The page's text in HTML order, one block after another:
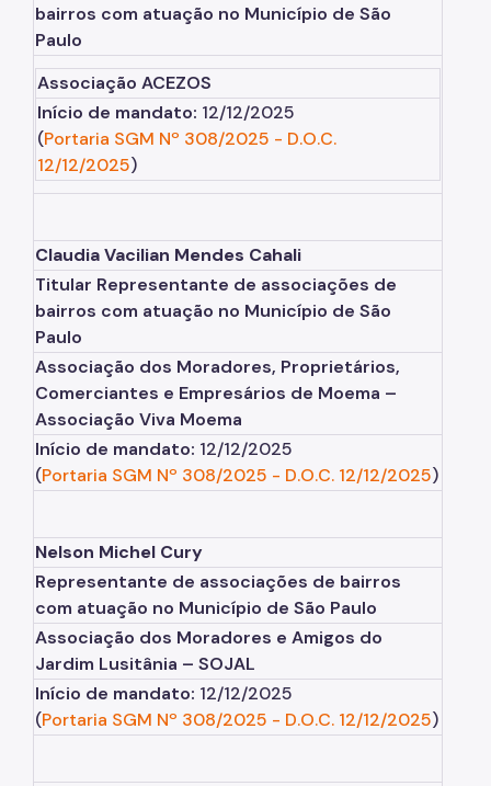
bairros com atuação no Município de São
Paulo
Associação ACEZOS
Início de mandato: 12/12/2025
(Portaria SGM Nº 308/2025 - D.O.C.
12/12/2025)
Claudia Vacilian Mendes Cahali
Titular Representante de associações de
bairros com atuação no Município de São
Paulo
Associação dos Moradores, Proprietários,
Comerciantes e Empresários de Moema –
Associação Viva Moema
Início de mandato: 12/12/2025
(Portaria SGM Nº 308/2025 - D.O.C. 12/12/2025)
Nelson Michel Cury
Representante de associações de bairros
com atuação no Município de São Paulo
Associação dos Moradores e Amigos do
Jardim Lusitânia – SOJAL
Início de mandato: 12/12/2025
(Portaria SGM Nº 308/2025 - D.O.C. 12/12/2025)